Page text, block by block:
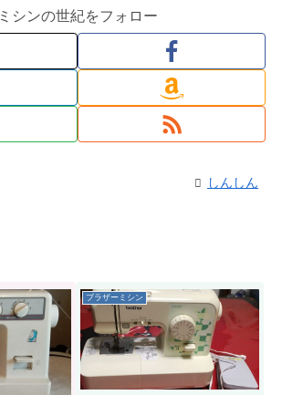
ミシンの世紀をフォロー
しんしん
ブラザーミシン